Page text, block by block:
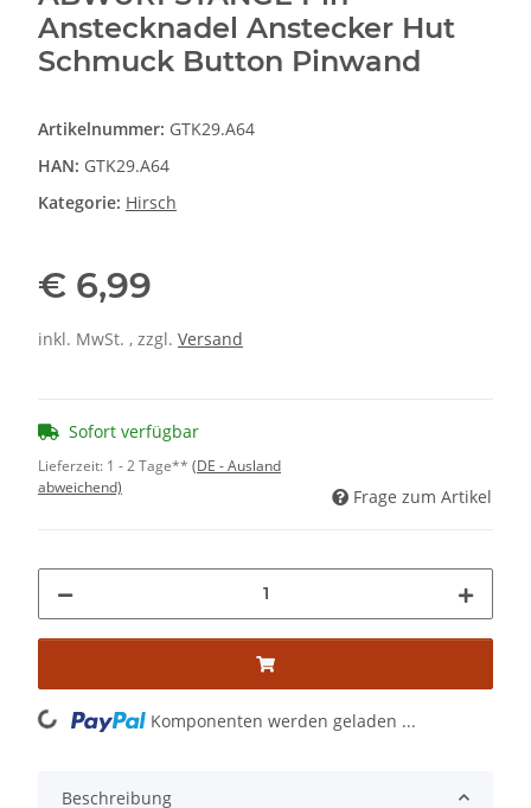
Anstecknadel Anstecker Hut
Schmuck Button Pinwand
Artikelnummer: GTK29.A64
HAN: GTK29.A64
Kategorie: Hirsch
€ 6,99
inkl. MwSt. , zzgl. Versand
Sofort verfügbar
Lieferzeit: 1 - 2 Tage** (DE - Ausland
abweichend)
Frage zum Artikel
Komponenten werden geladen ...
Beschreibung